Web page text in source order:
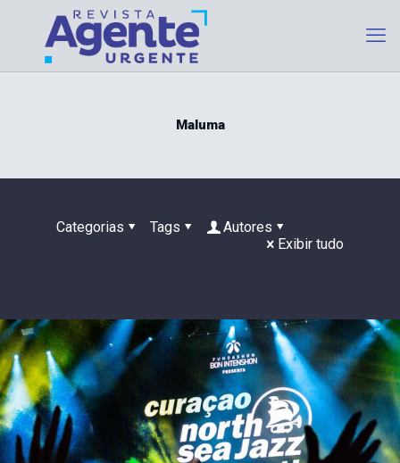
Maluma
Categorias Tags
Autores
Exibir tudo